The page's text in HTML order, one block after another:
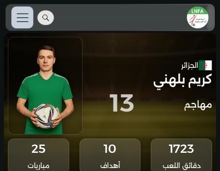
الجزائر
كريم بلهني
مهاجم 13
1723
دقائق اللعب
10
أهداف
25
مباريات